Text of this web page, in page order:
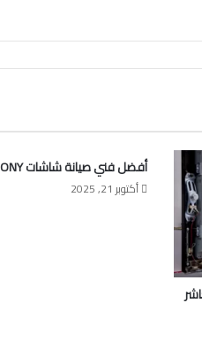
أفضل فني صيانة شاشات SONY في العاشر
أكتوبر 21, 2025